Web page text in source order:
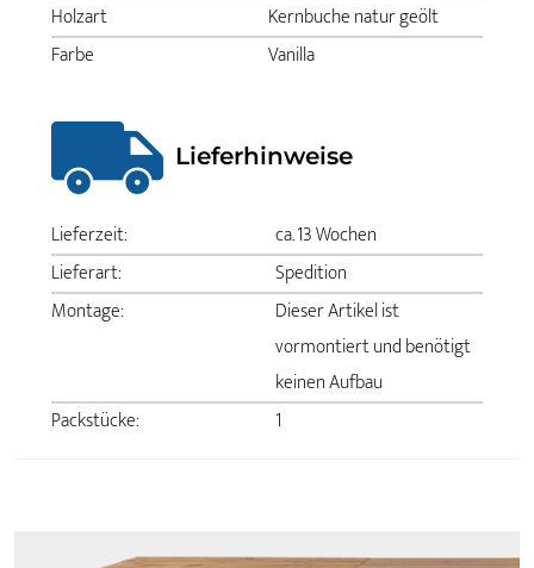
Holzart
Kernbuche natur geölt
Farbe
Vanilla
Lieferhinweise
Lieferzeit:
ca. 13 Wochen
Lieferart:
Spedition
Montage:
Dieser Artikel ist
vormontiert und benötigt
keinen Aufbau
Packstücke:
1